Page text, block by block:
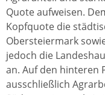
Quote aufweisen.
Kopfquote die
Obersteiermark
jedoch die
an. Auf den hinteren
ausschließlich